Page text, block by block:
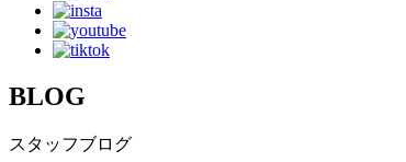
BLOG
スタッフブログ